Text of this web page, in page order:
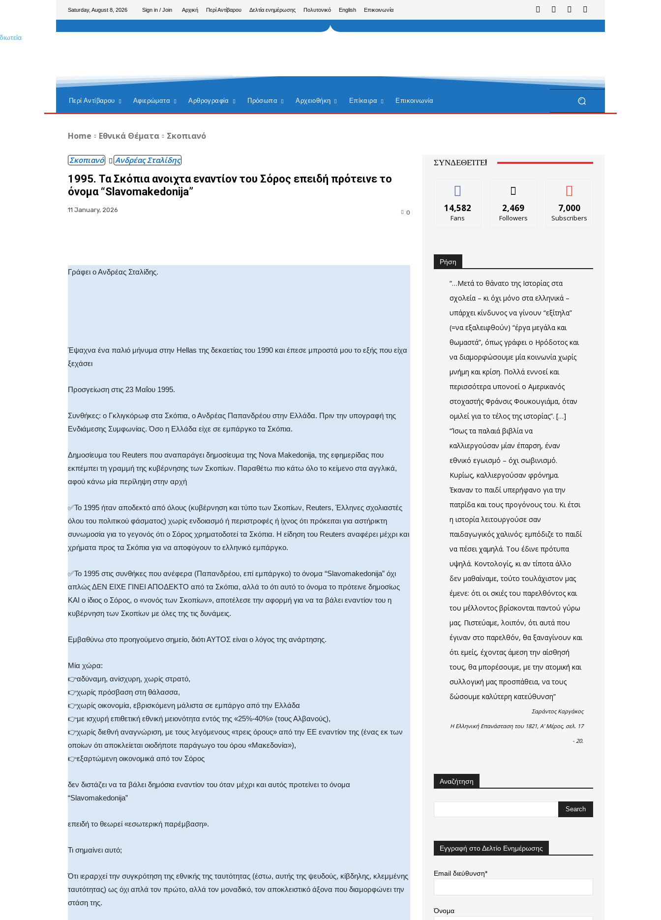
Saturday, August 8, 2026 Sign in / Join Αρχική Περί Αντίβαρου Δελτία ενημέρωσης Πολυτονικό English Επικοινωνία
Περί Αντίβαρου Αφιερώματα Αρθρογραφία Πρόσωπα Αρχειοθήκη Επίκαιρα Επικοινωνία
Home Εθνικά Θέματα Σκοπιανό
Σκοπιανό Ανδρέας Σταλίδης
1995. Τα Σκόπια ανοιχτα εναντίον του Σόρος επειδή πρότεινε το
όνομα “Slavomakedonija”
11 January, 2026 0
Γράφει ο Ανδρέας Σταλίδης.
Έψαχνα ένα παλιό μήνυμα στην Hellas της δεκαετίας του 1990 και έπεσε μπροστά μου το εξής που είχα
ξεχάσει
Προσγείωση στις 23 Μαΐου 1995.
Συνθήκες: ο Γκλιγκόρωφ στα Σκόπια, ο Ανδρέας Παπανδρέου στην Ελλάδα. Πριν την υπογραφή της
Ενδιάμεσης Συμφωνίας. Όσο η Ελλάδα είχε σε εμπάργκο τα Σκόπια.
Δημοσίευμα του Reuters που αναπαράγει δημοσίευμα της Nova Makedonija, της εφημερίδας που
εκπέμπει τη γραμμή της κυβέρνησης των Σκοπίων. Παραθέτω πιο κάτω όλο το κείμενο στα αγγλικά,
αφού κάνω μία περίληψη στην αρχή
✅Το 1995 ήταν αποδεκτό από όλους (κυβέρνηση και τύπο των Σκοπίων, Reuters, Έλληνες σχολιαστές
όλου του πολιτικού φάσματος) χωρίς ενδοιασμό ή περιστροφές ή ίχνος ότι πρόκειται για αστήρικτη
συνωμοσία για το γεγονός ότι ο Σόρος χρηματοδοτεί τα Σκόπια. Η είδηση του Reuters αναφέρει μέχρι και
χρήματα προς τα Σκόπια για να αποφύγουν το ελληνικό εμπάργκο.
✅Το 1995 στις συνθήκες που ανέφερα (Παπανδρέου, επί εμπάργκο) το όνομα “Slavomakedonija” όχι
απλώς ΔΕΝ ΕΙΧΕ ΓΙΝΕΙ ΑΠΟΔΕΚΤΟ από τα Σκόπια, αλλά το ότι αυτό το όνομα το πρότεινε δημοσίως
ΚΑΙ ο ίδιος ο Σόρος, ο «νονός των Σκοπίων», αποτέλεσε την αφορμή για να τα βάλει εναντίον του η
κυβέρνηση των Σκοπίων με όλες της τις δυνάμεις.
Εμβαθύνω στο προηγούμενο σημείο, διότι ΑΥΤΟΣ είναι ο λόγος της ανάρτησης.
Μία χώρα:
👉αδύναμη, ανίσχυρη, χωρίς στρατό,
👉χωρίς πρόσβαση στη θάλασσα,
👉χωρίς οικονομία, εβρισκόμενη μάλιστα σε εμπάργο από την Ελλάδα
👉με ισχυρή επιθετική εθνική μειονότητα εντός της «25%-40%» (τους Αλβανούς),
👉χωρίς διεθνή αναγνώριση, με τους λεγόμενους «τρεις όρους» από την ΕΕ εναντίον της (ένας εκ των
οποίων ότι αποκλείεται οιοδήποτε παράγωγο του όρου «Μακεδονἰα»),
👉εξαρτώμενη οικονομικά από τον Σόρος
δεν διστάζει να τα βάλει δημόσια εναντίον του όταν μέχρι και αυτός προτείνει το όνομα
“Slavomakedonija”
επειδή το θεωρεί «εσωτερική παρέμβαση».
Τι σημαίνει αυτό;
Ότι ιεραρχεί την συγκρότηση της εθνικής της ταυτότητας (έστω, αυτής της ψευδούς, κίβδηλης, κλεμμένης
ταυτότητας) ως όχι απλά τον πρώτο, αλλά τον μοναδικό, τον αποκλειστικό άξονα που διαμορφώνει την
στάση της.
ΣΥΝΔΕΘΕΊΤΕ!
14,582
Fans
2,469
Followers
7,000
Subscribers
Ρήση
“…Μετά το θάνατο της Ιστορίας στα
σχολεία – κι όχι μόνο στα ελληνικά –
υπάρχει κίνδυνος να γίνουν “εξίτηλα”
(=να εξαλειφθούν) “έργα μεγάλα και
θωμαστά”, όπως γράφει ο Ηρόδοτος και
να διαμορφώσουμε μία κοινωνία χωρίς
μνήμη και κρίση. Πολλά εννοεί και
περισσότερα υπονοεί ο Αμερικανός
στοχαστής Φράνσις Φουκουγιάμα, όταν
ομιλεί για το τέλος της ιστορίας”. […]
“Ίσως τα παλαιά βιβλία να
καλλιεργούσαν μίαν έπαρση, έναν
εθνικό εγωισμό – όχι σωβινισμό.
Κυρίως, καλλιεργούσαν φρόνημα.
Έκαναν το παιδί υπερήφανο για την
πατρίδα και τους προγόνους του. Κι έτσι
η ιστορία λειτουργούσε σαν
παιδαγωγικός χαλινός: εμπόδιζε το παιδί
να πέσει χαμηλά. Του έδινε πρότυπα
υψηλά. Κοντολογίς, κι αν τίποτα άλλο
δεν μαθαίναμε, τούτο τουλάχιστον μας
έμενε: ότι οι σκιές του παρελθόντος και
του μέλλοντος βρίσκονται παντού γύρω
μας. Πιστεύαμε, λοιπόν, ότι αυτά που
έγιναν στο παρελθόν, θα ξαναγίνουν και
ότι εμείς, έχοντας άμεση την αίσθησή
τους, θα μπορέσουμε, με την ατομική και
συλλογική μας προσπάθεια, να τους
δώσουμε καλύτερη κατεύθυνση”
Σαράντος Καργάκος
Η Ελληνική Επανάσταση του 1821, Α' Μέρος, σελ. 17
- 20.
Αναζήτηση
Εγγραφή στο Δελτίο Ενημέρωσης
Email διεύθυνση*
Όνομα